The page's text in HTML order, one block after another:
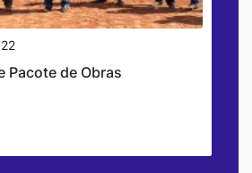
Pacote de Obras